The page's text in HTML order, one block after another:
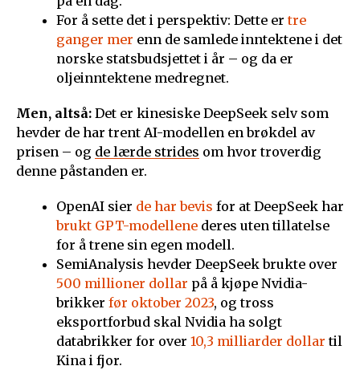
For å sette det i perspektiv: Dette er tre
ganger mer enn de samlede inntektene i det
norske statsbudsjettet i år – og da er
oljeinntektene medregnet.
Men, altså: Det er kinesiske DeepSeek selv som
hevder de har trent AI-modellen en brøkdel av
prisen – og de lærde strides om hvor troverdig
denne påstanden er.
OpenAI sier de har bevis for at DeepSeek har
brukt GPT-modellene deres uten tillatelse
for å trene sin egen modell.
SemiAnalysis hevder DeepSeek brukte over
500 millioner dollar på å kjøpe Nvidia-
brikker før oktober 2023, og tross
eksportforbud skal Nvidia ha solgt
databrikker for over 10,3 milliarder dollar til
Kina i fjor.